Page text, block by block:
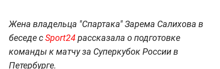
Жена владельца "Спартака" Зарема Салихова в
беседе сSport24рассказала о подготовке
команды к матчу за Суперкубок России в
Петербурге.